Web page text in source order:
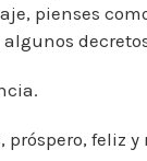
pienses
próspero, feliz